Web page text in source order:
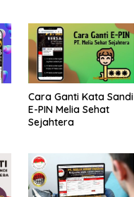
Cara Ganti Kata Sandi
E-PIN Melia Sehat
Sejahtera